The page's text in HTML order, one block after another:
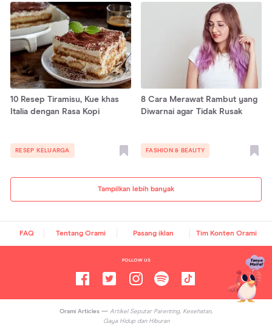
Tampilkan lebih banyak
10 Resep Tiramisu, Kue khas
Italia dengan Rasa Kopi
RESEP KELUARGA
8 Cara Merawat Rambut yang
Diwarnai agar Tidak Rusak
FASHION & BEAUTY
FAQ Tentang Orami Pasang iklan Tim Konten Orami
FOLLOW US
Orami Articles — Artikel Seputar Parenting, Kesehatan,
Gaya Hidup dan Hiburan